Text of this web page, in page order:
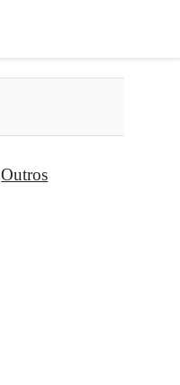
Outros